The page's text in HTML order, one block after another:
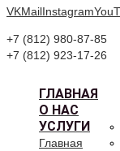
VKMailInstagram
+7 (812) 980-87-85
+7 (812) 923-17-26
ГЛАВНАЯ
О НАС
УСЛУГИ
Главная